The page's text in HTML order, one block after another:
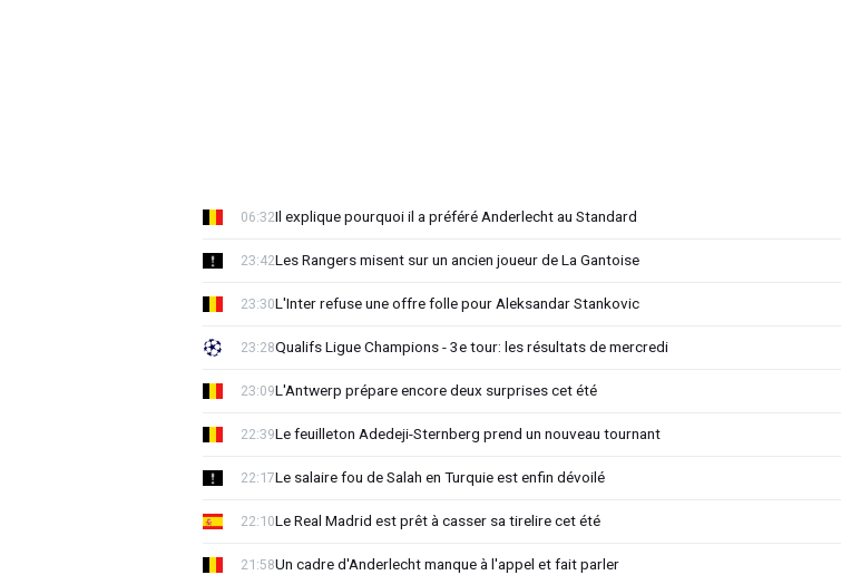
Il explique pourquoi il a préféré Anderlecht au Standard
06:32
Les Rangers misent sur un ancien joueur de La Gantoise
23:42
L'Inter refuse une offre folle pour Aleksandar Stankovic
23:30
Qualifs Ligue Champions - 3e tour: les résultats de mercredi
23:28
L'Antwerp prépare encore deux surprises cet été
23:09
Le feuilleton Adedeji-Sternberg prend un nouveau tournant
22:39
Le salaire fou de Salah en Turquie est enfin dévoilé
22:17
Le Real Madrid est prêt à casser sa tirelire cet été
22:10
Un cadre d'Anderlecht manque à l'appel et fait parler
21:58